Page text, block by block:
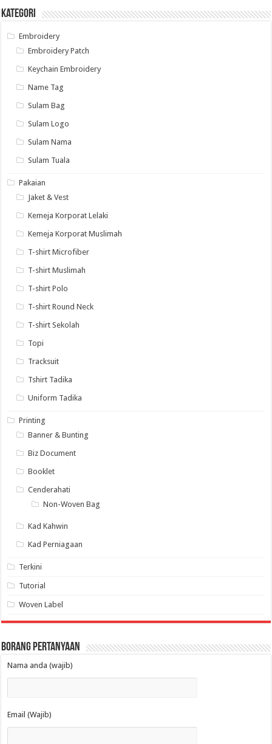
Kategori
Embroidery
Embroidery Patch
Keychain Embroidery
Name Tag
Sulam Bag
Sulam Logo
Sulam Nama
Sulam Tuala
Pakaian
Jaket & Vest
Kemeja Korporat Lelaki
Kemeja Korporat Muslimah
T-shirt Microfiber
T-shirt Muslimah
T-shirt Polo
T-shirt Round Neck
T-shirt Sekolah
Topi
Tracksuit
Tshirt Tadika
Uniform Tadika
Printing
Banner & Bunting
Biz Document
Booklet
Cenderahati
Non-Woven Bag
Kad Kahwin
Kad Perniagaan
Terkini
Tutorial
Woven Label
Borang Pertanyaan
Nama anda (wajib)
Email (Wajib)